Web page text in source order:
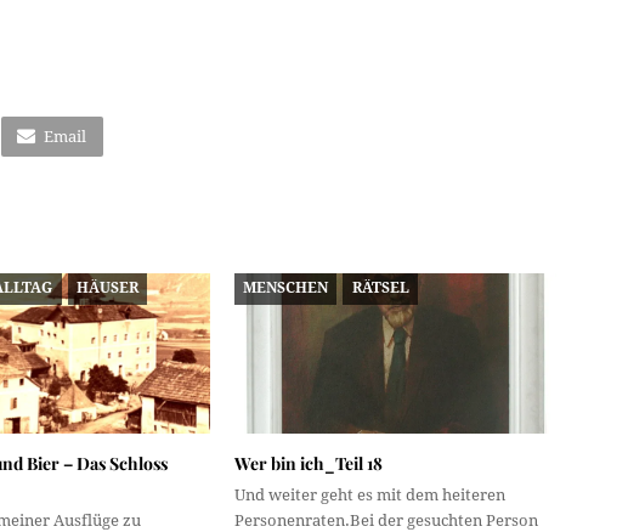
Email
HÄUSER
Bier – Das Schloss
Ausflüge zu
MENSCHEN RÄTSEL
Wer bin ich_Teil 18
Und weiter geht es mit dem heiteren
Personenraten.Bei der gesuchten Person